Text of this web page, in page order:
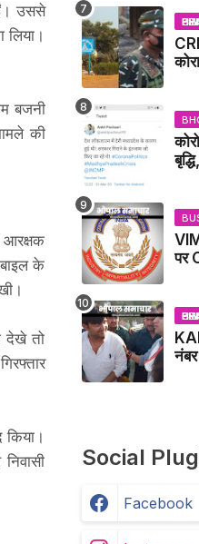
उससे
लिया।
बजनी
की
आरक्षक
के
देखे तो
किया।
BHOPAL SAMACHAR | NO
पर
BHOPAL SAMACHAR | NO
Social
Facebook